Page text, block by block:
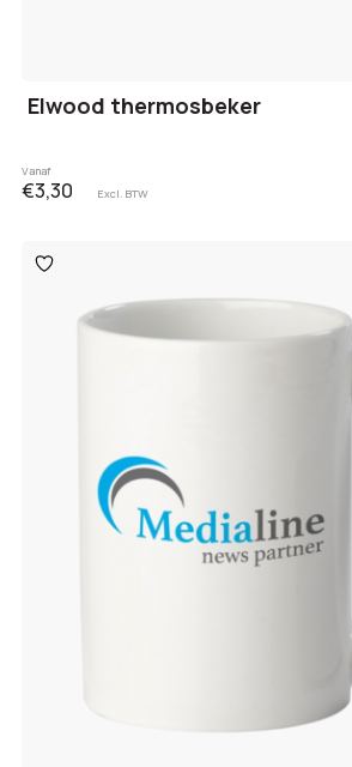
Elwood thermosbeker
Vanaf
€3,30 Excl. BTW
Toevoegen
aan